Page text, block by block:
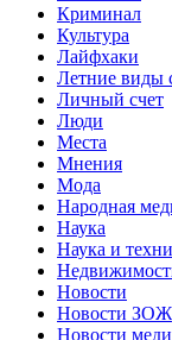
Криминал
Культура
Лайфхаки
Летние виды
Личный счет
Люди
Места
Мнения
Мода
Народная
Наука
Наука и
Новости
Новости ЗОЖ
Новости